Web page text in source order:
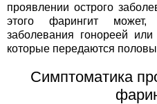
проявлении острого
этого фарингит
заболевания гонореей
которые передаются
Симптоматика